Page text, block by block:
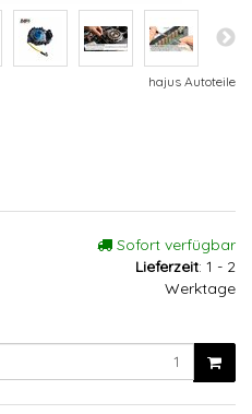
hajus Autoteile
Sofort verfügbar
Lieferzeit: 1 - 2
Werktage